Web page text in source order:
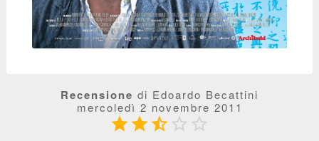
Recensione di Edoardo Becattini
mercoledì 2 novembre 2011
  